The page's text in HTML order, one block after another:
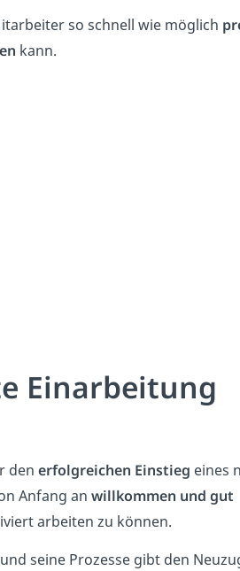
so schnell wie möglich
kann.
Einarbeitung
den erfolgreichen Einstieg eines
Anfang an willkommen und gut
arbeiten zu können.
seine Prozesse gibt den